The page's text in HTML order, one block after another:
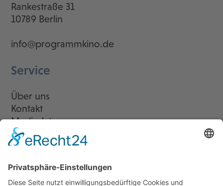
Rankestraße 31
10789 Berlin
info@programmkino.de
Service
Über uns
Kontakt
Mediadaten
Newsletter
LogIn
Legal